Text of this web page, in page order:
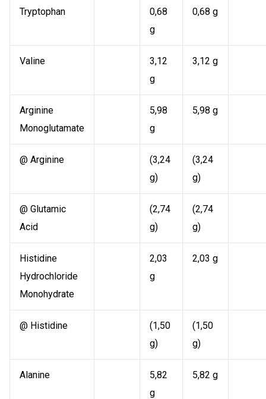
Tryptophan
0,68
g
0,68 g
Valine
3,12
g
3,12 g
Arginine
Monoglutamate
5,98
g
5,98 g
@ Arginine
(3,24
g)
(3,24
g)
@ Glutamic
Acid
(2,74
g)
(2,74
g)
Histidine
Hydrochloride
Monohydrate
2,03
g
2,03 g
@ Histidine
(1,50
g)
(1,50
g)
Alanine
5,82
g
5,82 g